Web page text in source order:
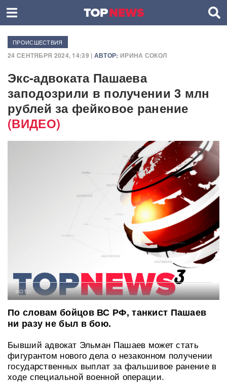
ПРОИСШЕСТВИЯ
24 СЕНТЯБРЯ 2024, 14:39 | АВТОР: ИРИНА СОКОЛ
Экс-адвоката Пашаева
заподозрили в получении 3 млн
рублей за фейковое ранение
(ВИДЕО)
ФОТО:
По словам бойцов ВС РФ, танкист Пашаев
ни разу не был в бою.
Бывший адвокат Эльман Пашаев может стать
фигурантом нового дела о незаконном получении
государственных выплат за фальшивое ранение в
ходе специальной военной операции.